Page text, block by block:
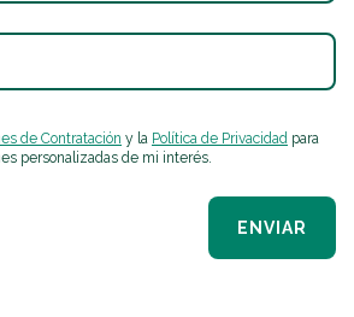
de Contratación y la Política de Privacidad para
personalizadas de mi interés.
ENVIAR